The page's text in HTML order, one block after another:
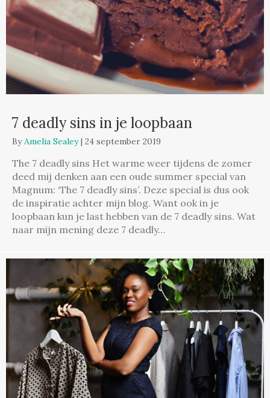
7 deadly sins in je loopbaan
ByAmelia Sealey | 24 september 2019
The 7 deadly sins Het warme weer tijdens de zomer
deed mij denken aan een oude summer special van
Magnum: ‘The 7 deadly sins’. Deze special is dus ook
de inspiratie achter mijn blog. Want ook in je
loopbaan kun je last hebben van de 7 deadly sins. Wat
naar mijn mening deze 7 deadly…